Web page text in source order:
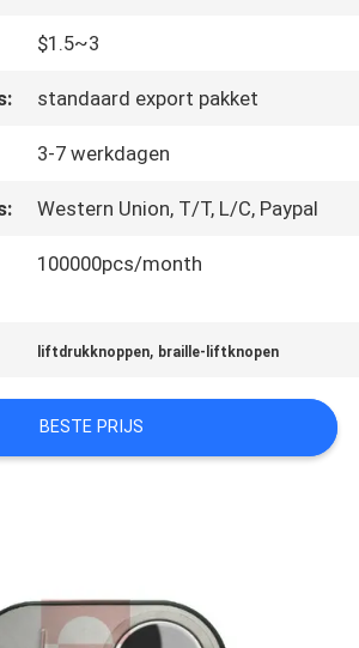
$1.5~3
standaard export pakket
3-7 werkdagen
Western Union, T/T, L/C, Paypal
100000pcs/month
liftdrukknoppen, braille-liftknopen
BESTE PRIJS